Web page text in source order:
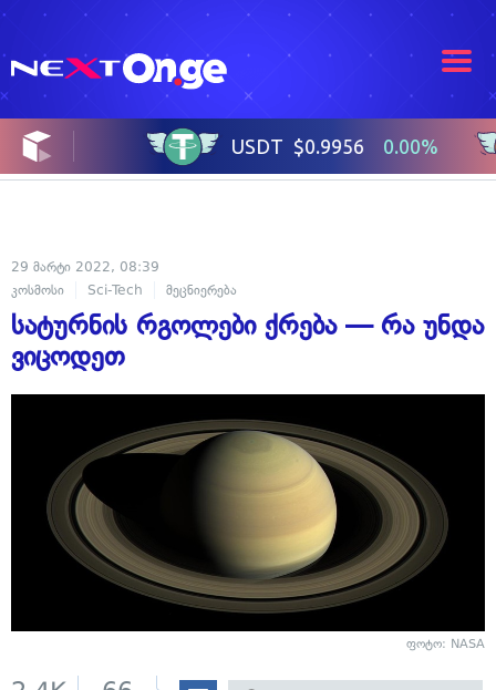
29 მარტი 2022, 08:39
კოსმოსი
Sci-Tech მეცნიერება
სატურნის რგოლები ქრება — რა უნდა
ვიცოდეთ
ფოტო: NASA